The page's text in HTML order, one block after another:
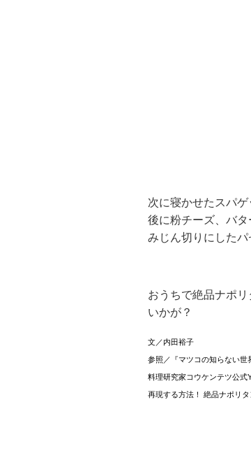
次に寝かせたスパ
後に粉チーズ、バ
みじん切りにしたパ
おうちで絶品ナポ
いかが？
文／内田裕子
参照／『マツコの知らない世
料理研究家コウケンテツ公式
再現する方法！ 絶品ナポリ